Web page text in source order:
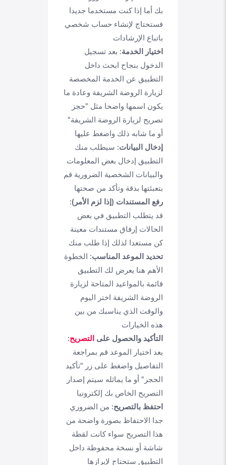
بك أما إذا كنت مستخدما جديدا
فستحتاج لإنشاء حساب شخصي
باتباع الإرشادات
اختيار الخدمة: بعد تسجيل
الدخول بنجاح ابحث داخل
التطبيق عن الخدمة المخصصة
لزيارة الروضة الشريفة وعادة ما
يكون اسمها واضحا مثل "حجز
تصريح لزيارة الروضة الشريفة"
أو ما شابه ذلك واضغط عليها
إدخال البيانات: سيطلب منك
التطبيق إدخال بعض المعلومات
والبيانات الشخصية الضرورية قم
بتعبئتها بدقة وتأكد من صحتها
رفع المستندات (إذا لزم الأمر):
قد يتطلب التطبيق في بعض
الحالات إرفاق مستندات معينة
كن مستعدا لذلك إذا طلب منك
تحديد الموعد المناسب: الخطوة
الأهم هنا يعرض لك التطبيق
قائمة بالمواعيد المتاحة لزيارة
الروضة الشريفة اختر اليوم
والوقت الذي يناسبك من بين
هذه الخيارات
التأكيد والحصول على التصريح:
بعد اختيار الموعد قم بمراجعة
التفاصيل واضغط على زر "تأكيد
الحجز" أو ما يماثله سيتم إصدار
التصريح الخاص بك إلكترونيا
احتفظ بالتصريح: من الضروري
جدا الاحتفاظ بصورة واضحة من
هذا التصريح سواء كانت لقطة
شاشة أو نسخة محفوظة داخل
التطبيق ستحتاج لإبرازها